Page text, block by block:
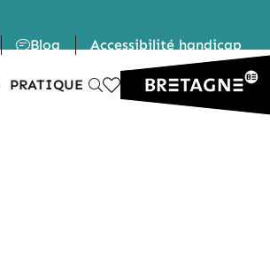
Blog Accessibilité handicap
PRATIQUE